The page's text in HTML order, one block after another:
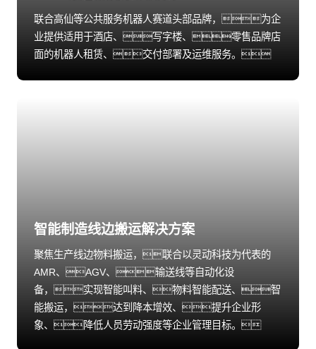
联合高仙等公共服务机器人赛道头部品牌，为企
业提供适用于酒店、写字楼、零售品牌店
面的机器人租赁、交付部署及运维服务。
智能制造线边搬运解决方案
聚焦生产线边物料搬运，联合以灵动科技为代表的
AMR、AGV、输送线等自动化设
备，实现智能叫料、物料智能配送、智
能搬运，达到降本增效、提升企业形
象、降低人员劳动强度等企业管理目标。